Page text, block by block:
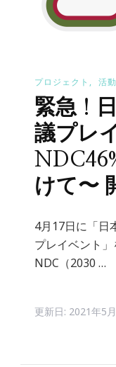
プロジェクト 活
緊急！
議プレ
けて〜
4月17日に「日
プレイベント
NDC（2030 …
更新日: 2021年5